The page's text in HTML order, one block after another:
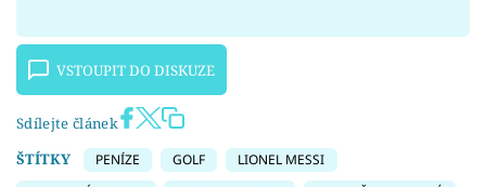
VSTOUPIT DO DISKUZE
Sdílejte článek
ŠTÍTKY
PENÍZE GOLF
LIONEL MESSI